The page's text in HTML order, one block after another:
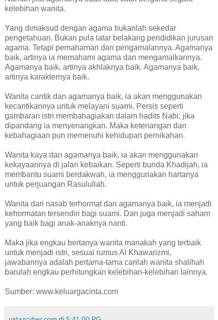
kelebihan wanita.
Yang dimaksud dengan agama bukanlah sekedar
pengetahuan. Bukan pula latar belakang pendidikan jurusan
agama. Tetapi pemahaman dan pengamalannya. Agamanya
baik, artinya ia memahami agama dan mengamalkannya.
Agamanya baik, artinya akhlaknya baik. Agamanya baik,
artinya karakternya baik.
Wanita cantik dan agamanya baik, ia akan menggunakan
kecantikannya untuk melayani suami. Persis seperti
gambaran istri membahagiakan dalam hadits Nabi; jika
dipandang ia menyenangkan. Maka ketenangan dan
kebahagiaan pun memenuhi kehidupan pernikahan.
Wanita kaya dan agamanya baik, ia akan menggunakan
kekayaannya di jalan kebaikan. Seperti bunda Khadijah, ia
membantu suami berdakwah, ia menggunakan hartanya
untuk perjuangan Rasulullah.
Wanita dari nasab terhormat dan agamanya baik, ia menjadi
kehormatan tersendiri bagi suami. Dan juga menjadi saham
yang baik bagi anak-anaknya nanti.
Maka jika engkau bertanya wanita manakah yang terbaik
untuk menjadi istri, sesuai rumus Al Khawarizmi,
jawabannya adalah pertama-tama carilah wanita shalihah
barulah engkau perhitungkan kelebihan-kelebihan lainnya.
Sumber: www.keluargacinta.com